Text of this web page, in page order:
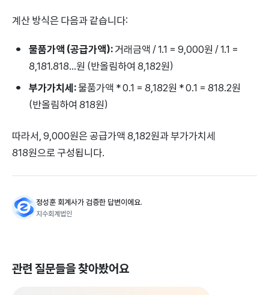
계산 방식은 다음과 같습니다:
물품가액 (공급가액):거래금액 / 1.1 = 9,000원 / 1.1 =
8,181.818...원 (반올림하여 8,182원)
부가가치세:물품가액 * 0.1 = 8,182원 * 0.1 = 818.2원
(반올림하여 818원)
따라서, 9,000원은 공급가액 8,182원과 부가가치세
818원으로 구성됩니다.
정성훈 회계사가 검증한 답변이에요.
지수회계법인
관련 질문들을 찾아봤어요